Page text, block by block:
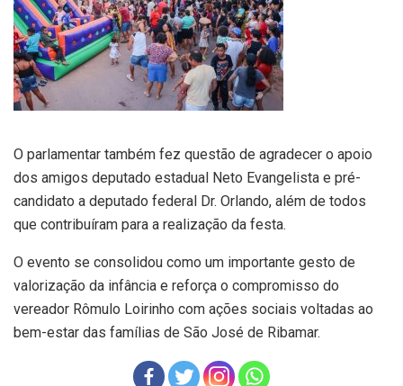
O parlamentar também fez questão de agradecer o apoio
dos amigos deputado estadual Neto Evangelista e pré-
candidato a deputado federal Dr. Orlando, além de todos
que contribuíram para a realização da festa.
O evento se consolidou como um importante gesto de
valorização da infância e reforça o compromisso do
vereador Rômulo Loirinho com ações sociais voltadas ao
bem-estar das famílias de São José de Ribamar.